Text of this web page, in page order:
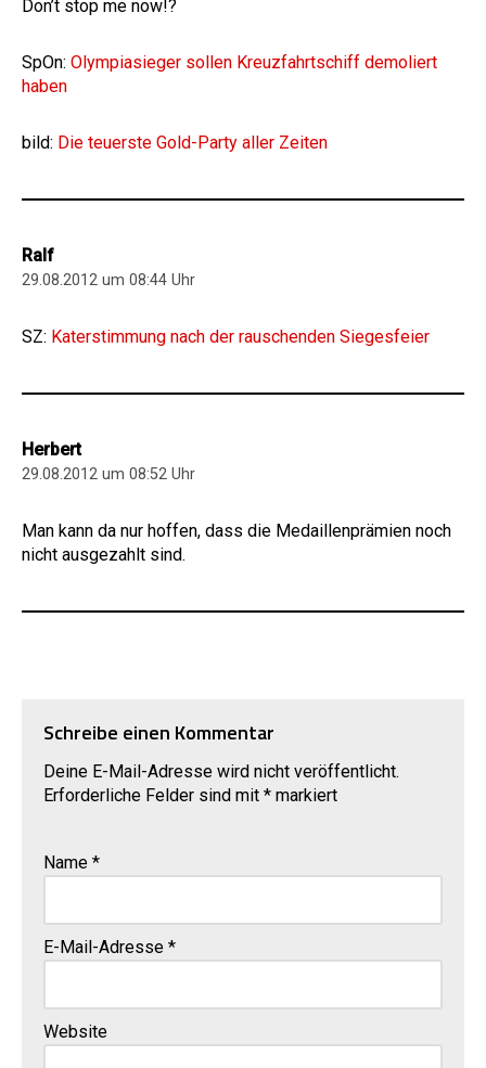
Don’t stop me now!?
SpOn: Olympiasieger sollen Kreuzfahrtschiff demoliert
haben
bild: Die teuerste Gold-Party aller Zeiten
Ralf
29.08.2012 um 08:44 Uhr
SZ: Katerstimmung nach der rauschenden Siegesfeier
Herbert
29.08.2012 um 08:52 Uhr
Man kann da nur hoffen, dass die Medaillenprämien noch
nicht ausgezahlt sind.
Schreibe einen Kommentar
Deine E-Mail-Adresse wird nicht veröffentlicht.
Erforderliche Felder sind mit * markiert
Name *
E-Mail-Adresse *
Website